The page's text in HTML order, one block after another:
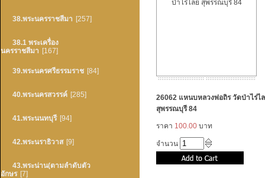
38.พระนครราชสีมา [257]
38.1 พระเครื่อง
นครราชสีมา [167]
39.พระนครศรีธรรมราช [84]
40.พระนครสวรรค์ [285]
41.พระนนทบุรี [94]
42.พระนราธิวาส [9]
43.พระน่าน(ตามลำดับตัว
อักษร [7]
26062 แหนบหลวงพ่อถิร วัดป่าไร่ไ
สุพรรณบุรี 84
ราคา 100.00 บาท
จำนวน